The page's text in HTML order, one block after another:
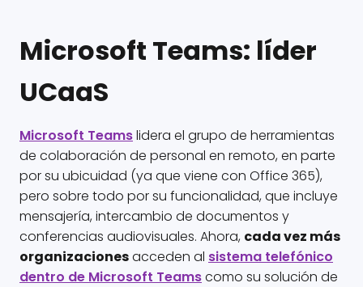
Microsoft Teams: líder
UCaaS
Microsoft Teamslidera el grupo de herramientas
de colaboración de personal en remoto, en parte
por su ubicuidad (ya que viene con Office 365),
pero sobre todo por su funcionalidad, que incluye
mensajería, intercambio de documentos y
conferencias audiovisuales. Ahora, cada vez más
organizacionesacceden al sistema telefónico
dentro de Microsoft Teamscomo su solución de